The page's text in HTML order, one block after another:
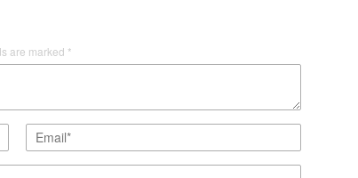
are marked *